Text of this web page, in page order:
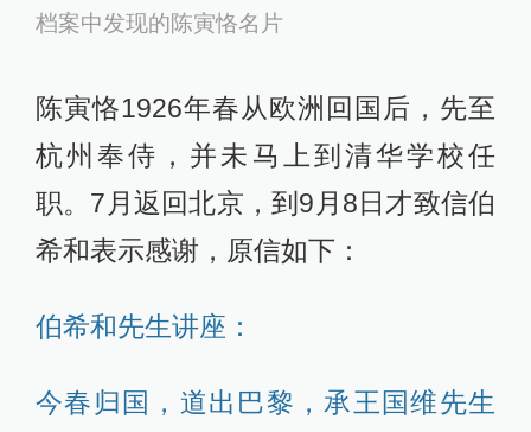
档案中发现的陈寅恪名片
陈寅恪1926年春从欧洲回国后，先至
杭州奉侍，并未马上到清华学校任
职。7月返回北京，到9月8日才致信伯
希和表示感谢，原信如下：
伯希和先生讲座：
今春归国，道出巴黎，承王国维先生